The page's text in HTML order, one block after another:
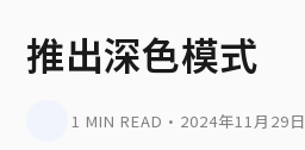
推出深色模式
1 MIN READ • 2024年11月29日